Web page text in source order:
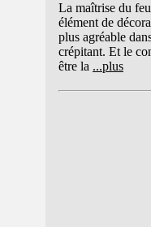
La maîtrise du
élément de
plus agréable
crépitant. Et le
être la ...plus